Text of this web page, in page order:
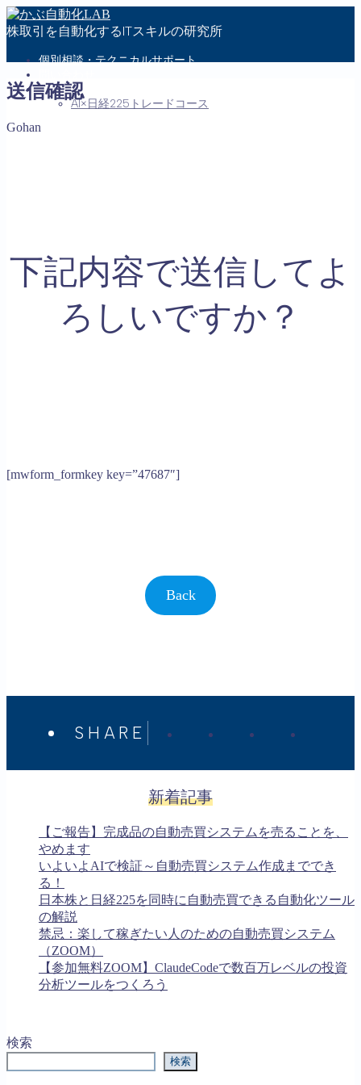
株取引を自動化するITスキルの研究所
個別相談・テクニカルサポート
メンバーさん・受講生さん専用ページ
AI×日経225トレードコース
MENU
送信確認
Gohan
下記内容で送信してよ
ろしいですか？
[mwform_formkey key=”47687″]
Back
SHARE
新着記事
【ご報告】完成品の自動売買システムを売ることを、
やめます
いよいよAIで検証～自動売買システム作成まででき
る！
日本株と日経225を同時に自動売買できる自動化ツール
の解説
禁忌：楽して稼ぎたい人のための自動売買システム
（ZOOM）
【参加無料ZOOM】ClaudeCodeで数百万レベルの投資
分析ツールをつくろう
検索
検索